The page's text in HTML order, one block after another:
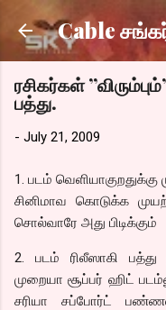
Cable
ரசிகர்கள்
பத்து.
- July 21, 2009
1. படம்
சினிமாவ கொடுக்க
சொல்வாரே அது பிடிக்கும்
2. படம் ரிலீஸாகி
முறையா சூப்பர் ஹிட்
சரியா சப்போர்ட்